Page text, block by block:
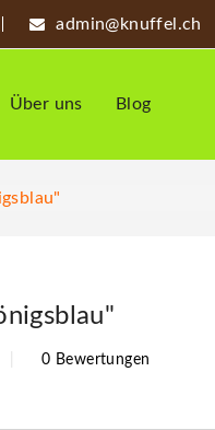
admin@knuffel.ch
Über uns Blog
0 Bewertungen